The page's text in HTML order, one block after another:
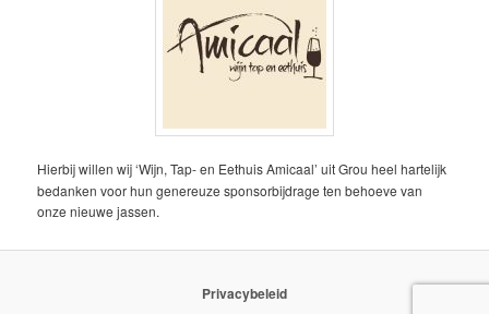
Hierbij willen wij ‘Wijn, Tap- en Eethuis Amicaal’ uit Grou heel hartelijk
bedanken voor hun genereuze sponsorbijdrage ten behoeve van
onze nieuwe jassen.
Privacybeleid